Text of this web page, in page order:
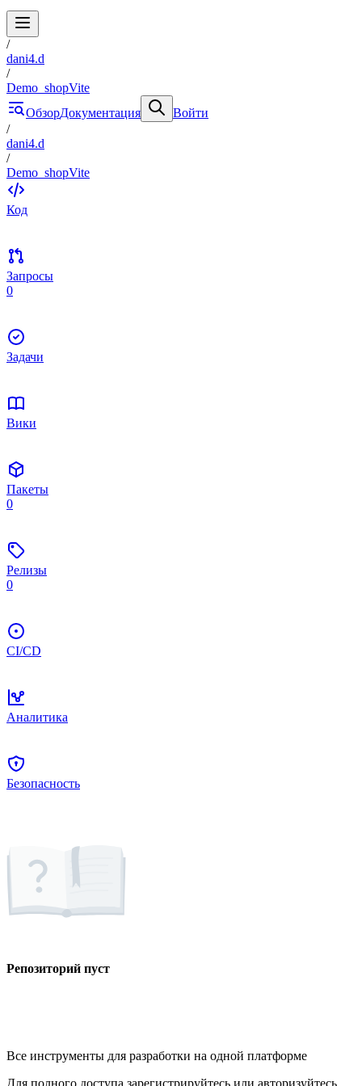
/
dani4.d
/
Demo_shopVite
ОбзорДокументация
Войти
/
dani4.d
/
Demo_shopVite
Код
Запросы
0
Задачи
Вики
Пакеты
0
Релизы
0
CI/CD
Аналитика
Безопасность
Репозиторий пуст
Все инструменты для разработки на одной платформе
Для полного доступа зарегистрируйтесь или авторизуйтесь